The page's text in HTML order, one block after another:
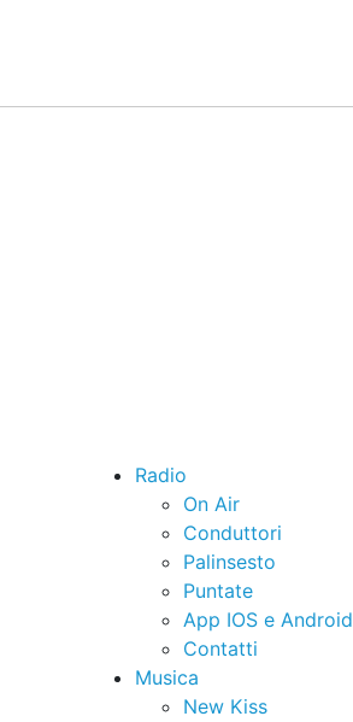
Radio
On Air
Conduttori
Palinsesto
Puntate
App IOS e Android
Contatti
Musica
New Kiss